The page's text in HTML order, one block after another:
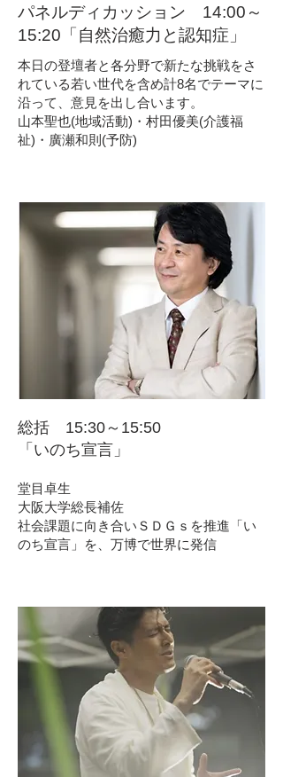
パネルディカッション 14:00～
15:20「自然治癒力と認知症」
本日の登壇者と各分野で新たな挑戦をさ
れている若い世代を含め計8名でテーマに
沿って、意見を出し合います。
山本聖也(地域活動)・村田優美(介護福
祉)・廣瀬和則(予防)
総括 15:30～15:50
「いのち宣言」
堂目卓生
大阪大学総長補佐
社会課題に向き合いＳＤＧｓを推進「い
のち宣言」を、万博で世界に発信